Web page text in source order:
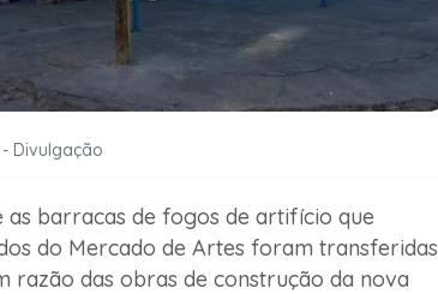
Divulgação
barracas de fogos de artifício que
do Mercado de Artes foram transferidas
das obras de construção da nova